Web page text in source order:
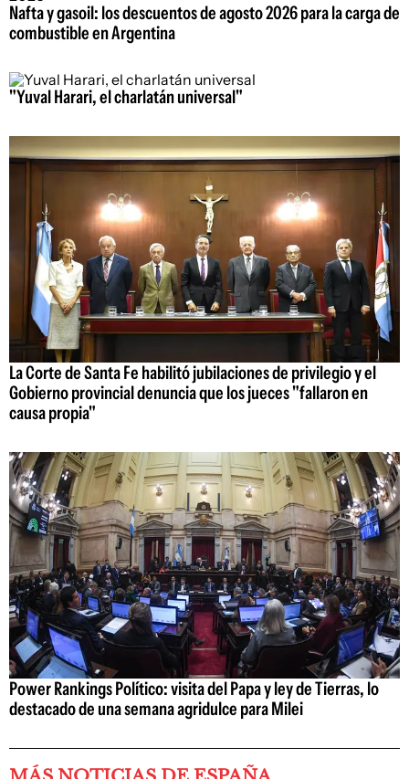
Nafta y gasoil: los descuentos de agosto 2026 para la carga de
combustible en Argentina
"Yuval Harari, el charlatán universal"
La Corte de Santa Fe habilitó jubilaciones de privilegio y el
Gobierno provincial denuncia que los jueces "fallaron en
causa propia"
Power Rankings Político: visita del Papa y ley de Tierras, lo
destacado de una semana agridulce para Milei